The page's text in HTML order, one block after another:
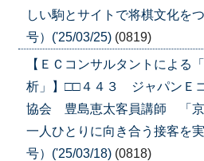
しい駒とサイトで将棋文化を
号）('25/03/25) (0819)
【ＥＣコンサルタントによる
析」】□□４４３ ジャパンＥ
協会 豊島恵太客員講師 「京
一人ひとりに向き合う接客を
号）('25/03/18) (0818)